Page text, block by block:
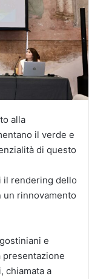
alla
il verde e
di questo
il rendering dello
un rinnovamento
e
chiamata a